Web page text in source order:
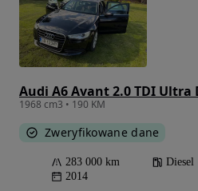
Audi A6 Avant 2.0 TDI Ultra
1968 cm3 • 190 KM
Zweryfikowane dane
283 000 km Diesel
2014